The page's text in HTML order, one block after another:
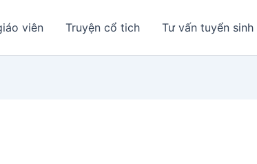
viên Truyện cổ tich Tư vấn tuyển sinh